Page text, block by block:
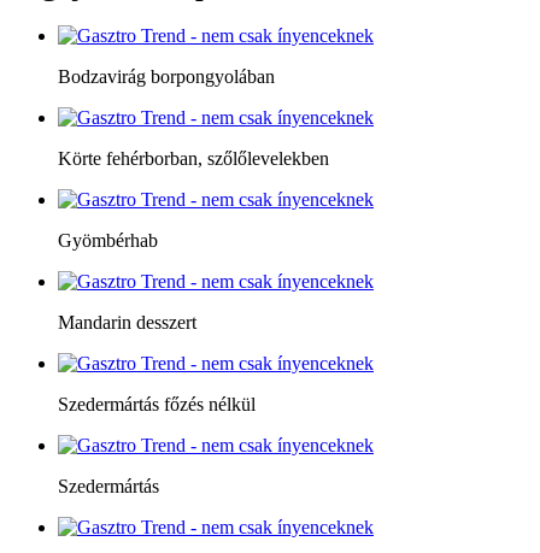
Bodzavirág borpongyolában
Körte fehérborban, szőlőlevelekben
Gyömbérhab
Mandarin desszert
Szedermártás főzés nélkül
Szedermártás